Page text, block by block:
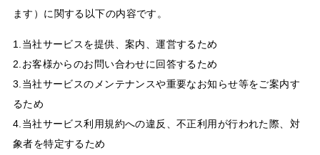
ます）に関する以下の内容です。
1.当社サービスを提供、案内、運営するため
2.お客様からのお問い合わせに回答するため
3.当社サービスのメンテナンスや重要なお知らせ等をご案内す
るため
4.当社サービス利用規約への違反、不正利用が行われた際、対
象者を特定するため